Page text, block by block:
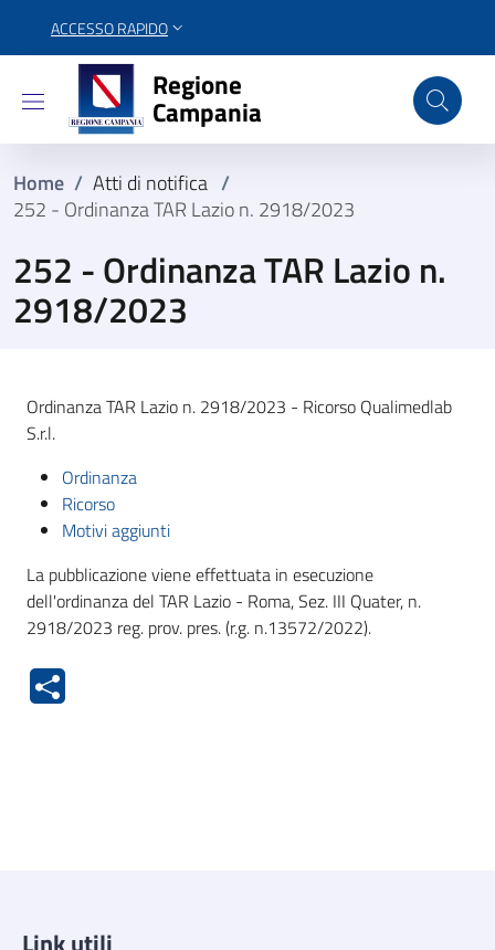
ACCESSO RAPIDO
Regione Campania
Regione
Campania
Home / Atti di notifica /
252 - Ordinanza TAR Lazio n. 2918/2023
252 - Ordinanza TAR Lazio n.
2918/2023
Ordinanza TAR Lazio n. 2918/2023 - Ricorso Qualimedlab
S.r.l.
Ordinanza
Ricorso
Motivi aggiunti
La pubblicazione viene effettuata in esecuzione
dell'ordinanza del TAR Lazio - Roma, Sez. III Quater, n.
2918/2023 reg. prov. pres. (r.g. n.13572/2022).